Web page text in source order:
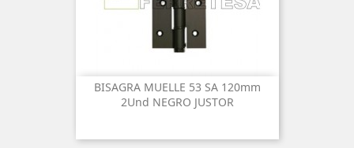
BISAGRA MUELLE 53 SA 120mm
2Und NEGRO JUSTOR